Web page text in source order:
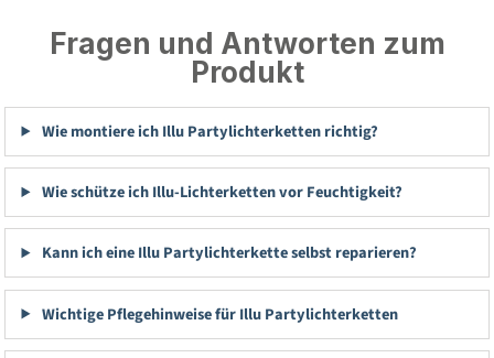
Fragen und Antworten zum
Produkt
Wie montiere ich Illu Partylichterketten richtig?
Wie schütze ich Illu-Lichterketten vor Feuchtigkeit?
Kann ich eine Illu Partylichterkette selbst reparieren?
Wichtige Pflegehinweise für Illu Partylichterketten